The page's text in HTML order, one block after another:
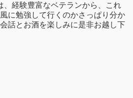
経験豊富なベテランから、これ
に勉強して行くのかさっぱり分か
話とお酒を楽しみに是非お越し下